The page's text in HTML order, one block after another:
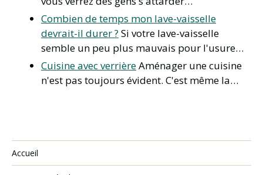
Combien de temps mon lave-vaisselle
devrait-il durer ? Si votre lave-vaisselle
semble un peu plus mauvais pour l'usure…
Cuisine avec verrièreAménager une cuisine
n'est pas toujours évident. C'est même la…
Accueil